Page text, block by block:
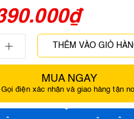
₫
THÊM VÀO GIỎ
MUA NGAY
Gọi điện xác nhận và giao hàng tận